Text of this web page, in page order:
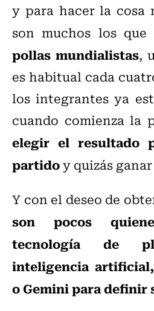
y para hacer la cosa
son muchos los que
pollas mundialistas,
es habitual cada
los integrantes ya
cuando comienza la
elegir el resultado
partidoy quizás
Y con el deseo de
son pocos
tecnología de
inteligencia
o Gemini para definir